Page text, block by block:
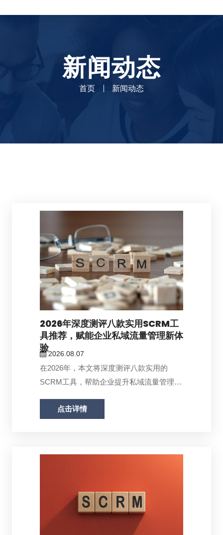
新闻动态
首页 新闻动态
2026年深度测评八款实用SCRM工
具推荐，赋能企业私域流量管理新体
验2026.08.07
在2026年，本文将深度测评八款实用的
SCRM工具，帮助企业提升私域流量管理的
点击详情